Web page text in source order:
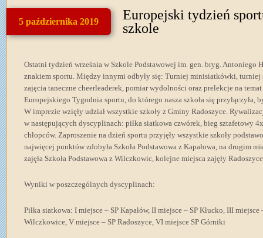
5 października 2019
Europejski tydzień
szkole
Ostatni tydzień września w Szkole Podstawowej im. gen. bryg. Antoniego
znakiem sportu. Między innymi odbyły się: Turniej minisiatkówki, turniej
zajęcia taneczne cheerleaderek, pomiar wydolności oraz prelekcje na
Europejskiego Tygodnia sportu, do którego nasza szkoła się przyłączyła,
W imprezie wzięły udział wszystkie szkoły z Gminy Radoszyce.
w następujących dyscyplinach: piłka siatkowa czwórek, bieg sztafetowy
chłopców. Zaproszenie na dzień sportu przyjęły wszystkie szkoły
najwięcej punktów zdobyła Szkoła Podstawowa z Kapałowa, na drugim
zajęła Szkoła Podstawowa z Wilczkowic, kolejne miejsca zajęły
Wyniki w poszczególnych dyscyplinach:
Piłka siatkowa: I miejsce – SP Kapałów, II miejsce – SP Kłucko, III
Wilczkowice, V miejsce – SP Radoszyce, VI miejsce SP Górniki